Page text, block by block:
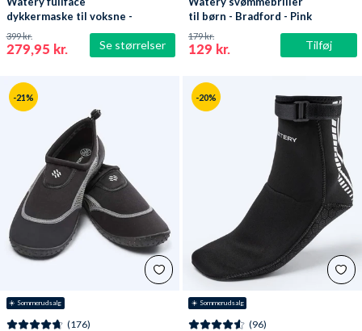
Se størrelser
dykkermaske til voksne -
Oxygen - Sort
279,95 kr.
399 kr.
Tilføj
til børn - Bradford - Pink
129 kr.
179 kr.
-21%
☀️ Sommerudsalg
(176)
-20%
☀️ Sommerudsalg
(96)